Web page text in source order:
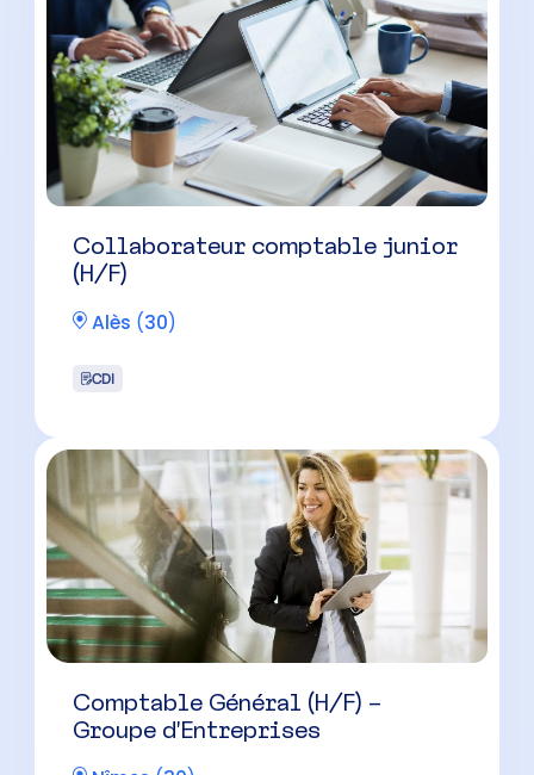
Collaborateur comptable junior
(H/F)
Alès (30)
CDI
Comptable Général (H/F) –
Groupe d’Entreprises